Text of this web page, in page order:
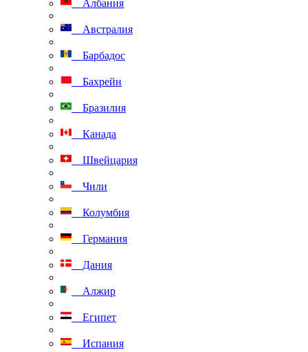
Албания
Австралия
Барбадос
Бахрейн
Бразилия
Канада
Швейцария
Чили
Колумбия
Германия
Дания
Алжир
Египет
Испания